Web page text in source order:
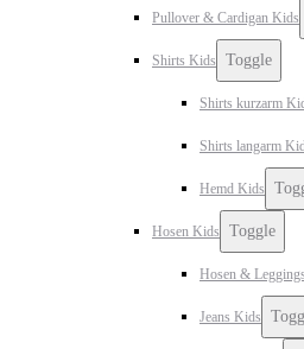
Pullover & Cardigan Kids
Shirts Kids Toggle
Shirts kurzarm
Shirts langarm
Hemd Kids
Hosen Kids Toggle
Hosen &
Jeans Kids